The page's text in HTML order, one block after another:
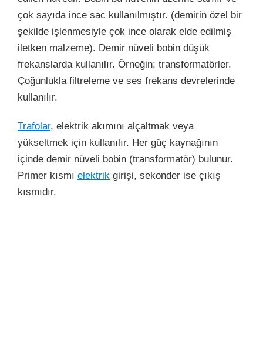
çok sayıda ince sac kullanılmıştır. (demirin özel bir
şekilde işlenmesiyle çok ince olarak elde edilmiş
iletken malzeme). Demir nüveli bobin düşük
frekanslarda kullanılır. Örneğin; transformatörler.
Çoğunlukla filtreleme ve ses frekans devrelerinde
kullanılır.
Trafolar, elektrik akımını alçaltmak veya
yükseltmek için kullanılır. Her güç kaynağının
içinde demir nüveli bobin (transformatör) bulunur.
Primer kısmı elektrik girişi, sekonder ise çıkış
kısmıdır.